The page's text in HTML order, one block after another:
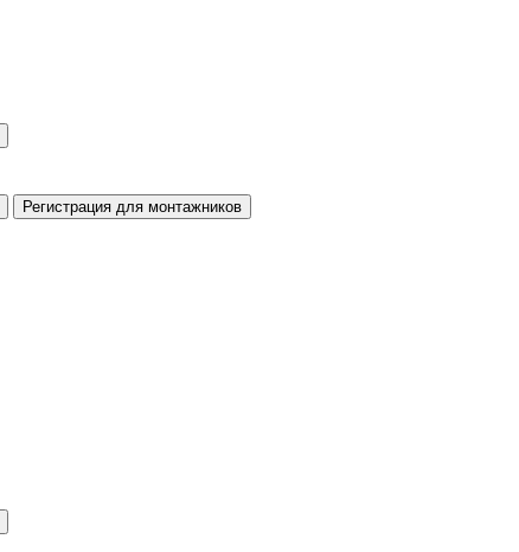
Регистрация для монтажников